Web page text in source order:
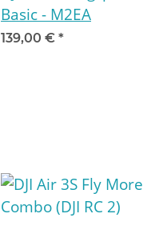
Basic - M2EA
139,00 € *